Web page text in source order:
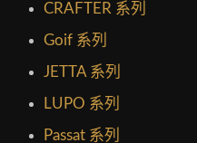
CRAFTER 系列
Goif 系列
JETTA 系列
LUPO 系列
Passat 系列